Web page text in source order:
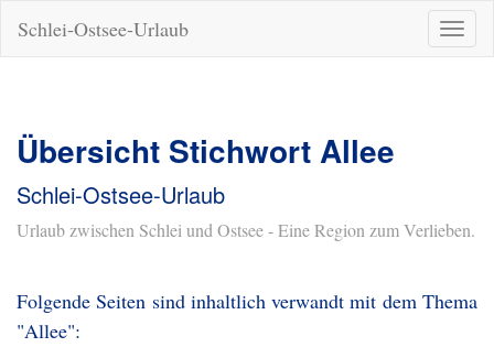
ein-/
Schlei-Ostsee-Urlaub
Übersicht Stichwort Allee
Schlei-Ostsee-Urlaub
Urlaub zwischen Schlei und Ostsee - Eine Region zum Verlieben.
Folgende Seiten sind inhaltlich verwandt mit dem Thema
"Allee":